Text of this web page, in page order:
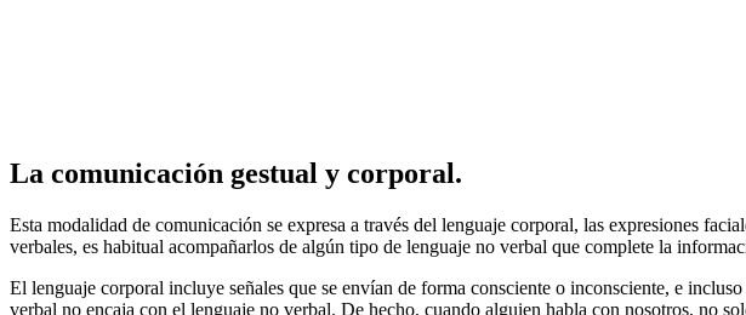
La comunicación gestual y corporal.
Esta modalidad de comunicación se expresa a través del lenguaje corporal, las expresiones
verbales, es habitual acompañarlos de algún tipo de lenguaje no verbal que complete la
El lenguaje corporal incluye señales que se envían de forma consciente o inconsciente, e
verbal no encaja con el lenguaje no verbal. De hecho, cuando alguien habla con nosotros, no